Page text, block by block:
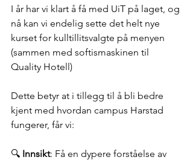
I år har vi klart å få med UiT på laget, og
nå kan vi endelig sette det helt nye
kurset for kulltillitsvalgte på menyen
(sammen med softismaskinen til
Quality Hotell)
Dette betyr at i tillegg til å bli bedre
kjent med hvordan campus Harstad
fungerer, får vi:
🔍 Innsikt: Få en dypere forståelse av